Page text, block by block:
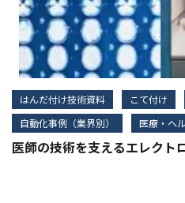
はんだ付け技術資料 こて付け
自動化事例（業界別）
医療・ヘ
医師の技術を支えるエレクト